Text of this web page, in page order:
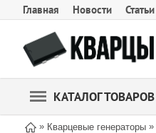
Главная Новости Статьи
КАТАЛОГ ТОВАРОВ
» Кварцевые генераторы »